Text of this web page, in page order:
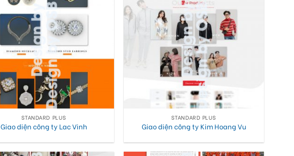
STANDARD PLUS
Giao diện công ty Lac Vinh
STANDARD PLUS
Giao diện công ty Kim Hoang Vu